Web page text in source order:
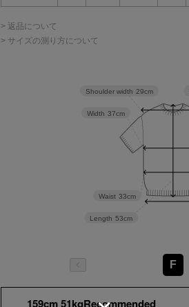
> 返品について
> サイズの測り方について
Length 53cm
Waist 33cm
Width 37cm
Shoulder width 29cm
F
159cm 51kgRecommended